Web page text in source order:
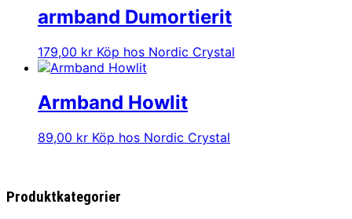
armband Dumortierit
179,00 kr Köp hos Nordic Crystal
Armband Howlit
89,00 kr Köp hos Nordic Crystal
Produktkategorier